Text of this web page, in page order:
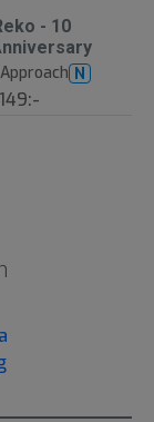
- 10
N
149:-